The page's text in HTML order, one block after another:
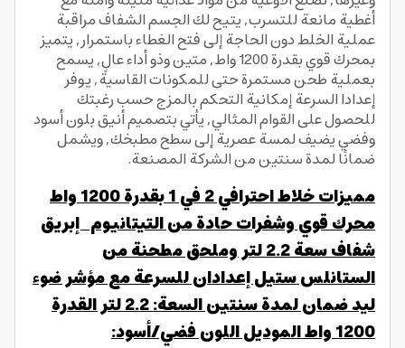
أغطية مانعة للتسرب, يتيح لك الجسم الشفاف مراقبة
عملية الخلط دون الحاجة إلى فتح الغطاء باستمرار, يتميز
بمحرك قوي بقدرة 1200 واط, متين وذو أداء عالٍ, يسمح
بعملية طحن مستمرة حتى للمكونات القاسية, يوفر
إعدادا السرعة إمكانية التحكم بالمزج حسب رغبتك
للحصول على القوام المثالي, يأتي بتصميم أنيق بلون أسود
وفضي يضيف لمسة عصرية إلى سطح مطبخك, ويشمل
ضمانًا لمدة سنتين من الشركة المصنعة.
مميزات خلاط احترافي 2 في 1 بقدرة 1200 واط
محرك قوي وشفرات حادة من التيتانيوم إبريق
شفاف سعة 2.2 لتر وملحق مطحنة من
الستانلس ستيل إعدادان للسرعة مع مؤشر ضوء
ليد ضمان لمدة سنتين السعة: 2.2 لتر القدرة
1200 واط الموديل اللون فضي/أسود: